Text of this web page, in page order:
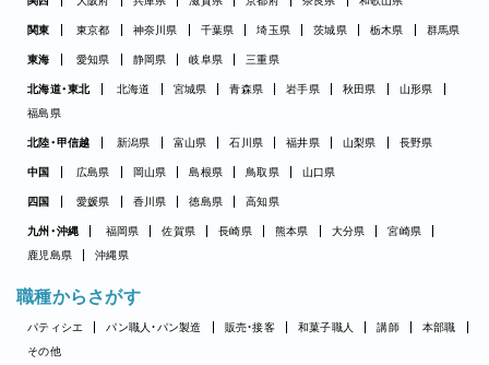
関東 東京都 神奈川県 千葉県 埼玉県 茨城県 栃木県 群馬県
東海 愛知県 静岡県 岐阜県 三重県
北海道・東北 北海道 宮城県 青森県 岩手県 秋田県
山形県
福島県
北陸・甲信越 新潟県 富山県 石川県 福井県 山梨県 長野県
中国 広島県 岡山県 島根県 鳥取県 山口県
四国 愛媛県 香川県 徳島県 高知県
九州・沖縄 福岡県 佐賀県 長崎県 熊本県 大分県
宮崎県
鹿児島県
沖縄県
職種からさがす
パティシエ パン職人・パン製造 販売・接客 和菓子職人 講師
本部職
その他